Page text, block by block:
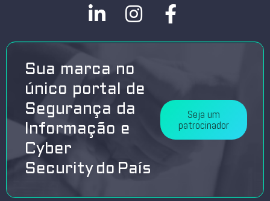
Sua marca no
único portal de
Segurança da
Informação e
Cyber
Security do País
Seja um
patrocinador